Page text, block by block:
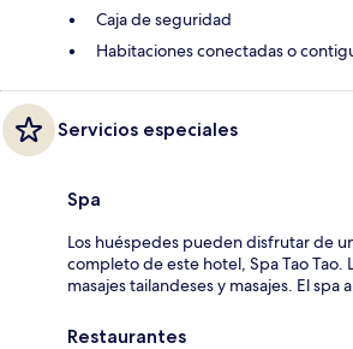
Caja de seguridad
Habitaciones conectadas o
Servicios especiales
Spa
Los huéspedes pueden disfrutar de
completo de este hotel, Spa Tao Tao.
masajes tailandeses y masajes. El spa
Restaurantes